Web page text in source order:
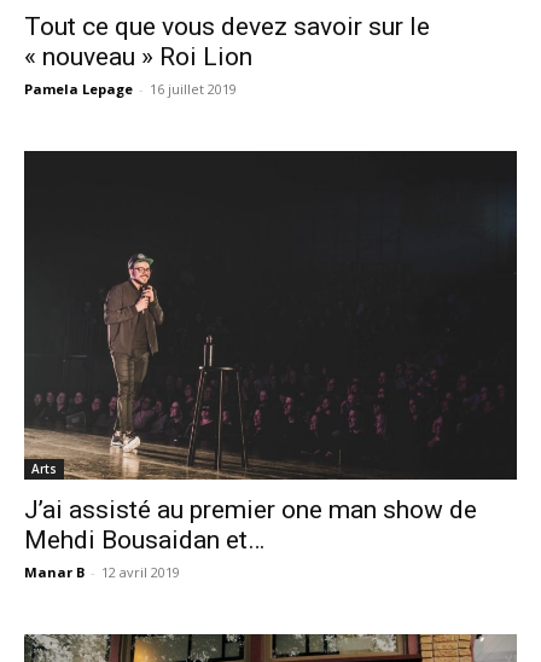
Tout ce que vous devez savoir sur le
« nouveau » Roi Lion
Pamela Lepage - 16 juillet 2019
Arts
J’ai assisté au premier one man show de
Mehdi Bousaidan et…
Manar B - 12 avril 2019